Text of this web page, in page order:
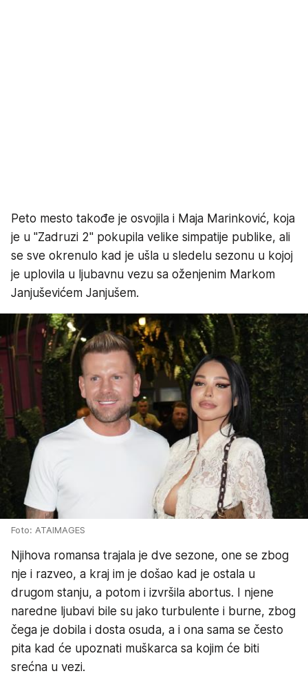
Peto mesto takođe je osvojila i Maja Marinković, koja
je u "Zadruzi 2" pokupila velike simpatije publike, ali
se sve okrenulo kad je ušla u sledelu sezonu u kojoj
je uplovila u ljubavnu vezu sa oženjenim Markom
Janjuševićem Janjušem.
Foto: ATAIMAGES
Njihova romansa trajala je dve sezone, one se zbog
nje i razveo, a kraj im je došao kad je ostala u
drugom stanju, a potom i izvršila abortus. I njene
naredne ljubavi bile su jako turbulente i burne, zbog
čega je dobila i dosta osuda, a i ona sama se često
pita kad će upoznati muškarca sa kojim će biti
srećna u vezi.